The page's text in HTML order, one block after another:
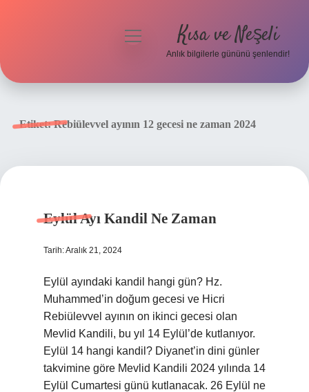
menüyü
Kısa ve Neşeli
Anlık bilgilerle gününü şenlendir!
Etiket:Rebiülevvel ayının 12 gecesi ne zaman 2024
Eylül Ayı Kandil Ne Zaman
Tarih: Aralık 21, 2024
Eylül ayındaki kandil hangi gün? Hz.
Muhammed’in doğum gecesi ve Hicri
Rebiülevvel ayının on ikinci gecesi olan
Mevlid Kandili, bu yıl 14 Eylül’de kutlanıyor.
Eylül 14 hangi kandil? Diyanet’in dini günler
takvimine göre Mevlid Kandili 2024 yılında 14
Eylül Cumartesi günü kutlanacak. 26 Eylül ne